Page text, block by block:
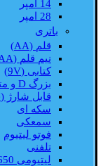
14 امپر
28 امپر
باتری
قلم (AA)
نیم قلم (AAA)
کتابی (9V)
بزرگ D و متوسط C
قابل شارژ (Rechargeable)
سکه ای
سمعکی
فوتو لیتیوم
تلفنی
لیتیومی 18650